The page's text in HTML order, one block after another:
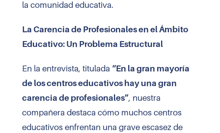
la comunidad educativa.
La Carencia de Profesionales en el Ámbito
Educativo: Un Problema Estructural
En la entrevista, titulada “En la gran mayoría
de los centros educativos hay una gran
carencia de profesionales”, nuestra
compañera destaca cómo muchos centros
educativos enfrentan una grave escasez de